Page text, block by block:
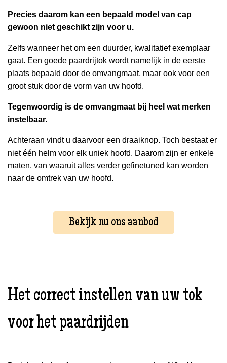
Precies daarom kan een bepaald model van cap
gewoon niet geschikt zijn voor u.
Zelfs wanneer het om een duurder, kwalitatief exemplaar
gaat. Een goede paardrijtok wordt namelijk in de eerste
plaats bepaald door de omvangmaat, maar ook voor een
groot stuk door de vorm van uw hoofd.
Tegenwoordig is de omvangmaat bij heel wat merken
instelbaar.
Achteraan vindt u daarvoor een draaiknop. Toch bestaat er
niet één helm voor elk uniek hoofd. Daarom zijn er enkele
maten, van waaruit alles verder gefinetuned kan worden
naar de omtrek van uw hoofd.
Bekijk nu ons aanbod
Het correct instellen van uw tok
voor het paardrijden